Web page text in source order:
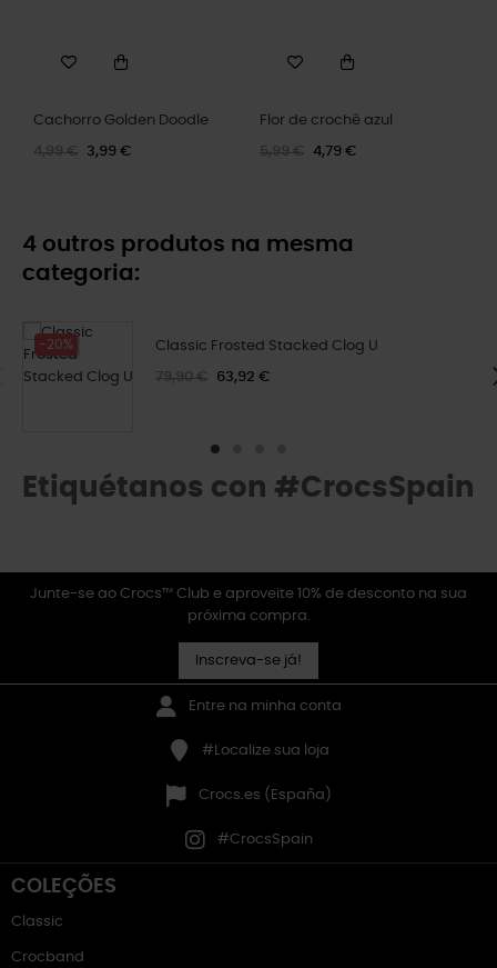
Cachorro Golden Doodle
4,99 € 3,99 €
Flor de crochê azul
5,99 € 4,79 €
4 outros produtos na mesma
categoria:
-20% Classic Frosted Stacked Clog U
79,90 € 63,92 €
Etiquétanos con #CrocsSpain
Junte-se ao Crocs™ Club e aproveite 10% de desconto na sua
próxima compra.
Inscreva-se já!
Entre na minha conta
#Localize sua loja
Crocs.es (España)
#CrocsSpain
COLEÇÕES
Classic
Crocband